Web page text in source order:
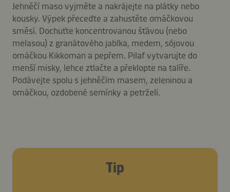
Jehněčí maso vyjměte a nakrájejte na plátky nebo
kousky. Výpek přeceďte a zahustěte omáčkovou
směsí. Dochuťte koncentrovanou šťávou (nebo
melasou) z granátového jablka, medem, sójovou
omáčkou Kikkoman a pepřem. Pilaf vytvarujte do
menší misky, lehce ztlačte a překlopte na talíře.
Podávejte spolu s jehněčím masem, zeleninou a
omáčkou, ozdobené semínky a petrželí.
Tip